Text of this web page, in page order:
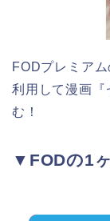
FODプレミアム
利用して漫画『
む！
▼FODの1